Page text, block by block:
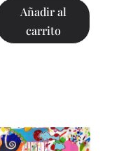
Añadir al
carrito